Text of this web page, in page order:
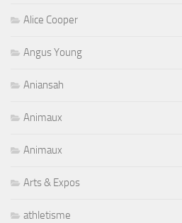
Alice Cooper
Angus Young
Aniansah
Animaux
Animaux
Arts & Expos
athletisme